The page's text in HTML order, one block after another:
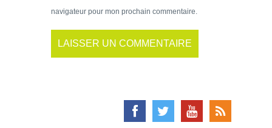
navigateur pour mon prochain commentaire.